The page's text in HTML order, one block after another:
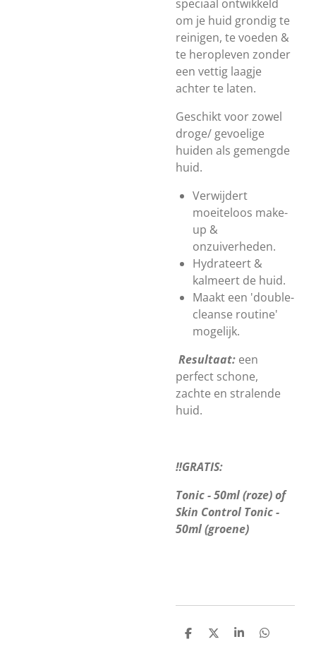
speciaal ontwikkeld
om je huid grondig te
reinigen, te voeden &
te heropleven zonder
een vettig laagje
achter te laten.
Geschikt voor zowel
droge/ gevoelige
huiden als gemengde
huid.
Verwijdert
moeiteloos make-
up &
onzuiverheden.
Hydrateert &
kalmeert de huid.
Maakt een 'double-
cleanse routine'
mogelijk.
Resultaat: een
perfect schone,
zachte en stralende
huid.
‼️GRATIS:
Tonic - 50ml (roze) of
Skin Control Tonic -
50ml (groene)
D
D
S
D